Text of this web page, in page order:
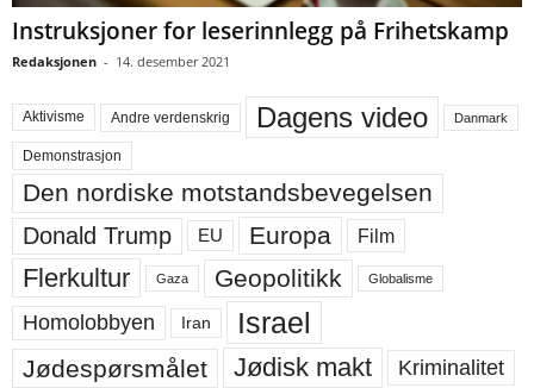
Instruksjoner for leserinnlegg på Frihetskamp
Redaksjonen - 14. desember 2021
Aktivisme Andre verdenskrig Dagens video Danmark
Demonstrasjon
Den nordiske motstandsbevegelsen
Donald Trump EU Europa Film
Flerkultur Gaza Geopolitikk Globalisme
Homolobbyen Iran Israel
Jødespørsmålet Jødisk makt Kriminalitet